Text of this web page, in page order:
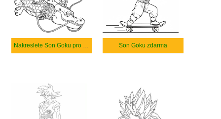
Nakreslete Son Goku pro děti Son Goku zdarma